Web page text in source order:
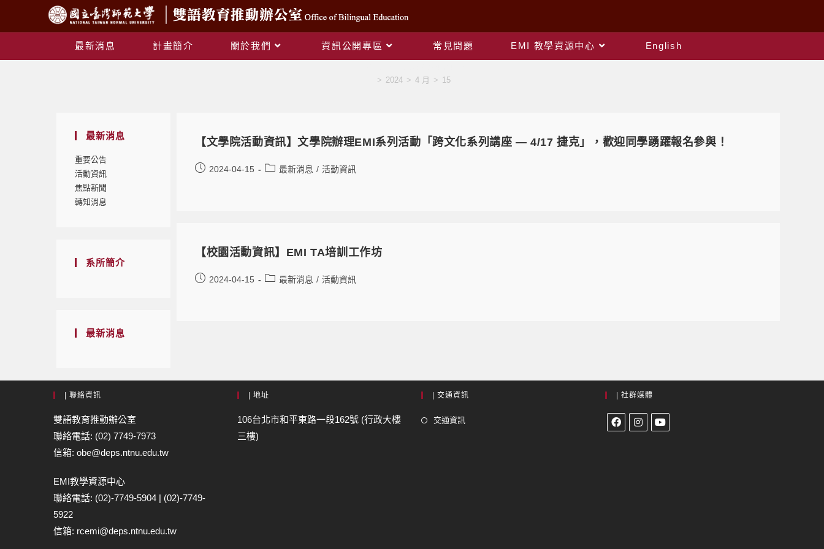
最新消息 計畫簡介 關於我們 資訊公開專區 常見問題 EMI 教學資源中心 English
> 2024 > 4 月 > 15
最新消息
重要公告
活動資訊
焦點新聞
轉知消息
系所簡介
最新消息
【文學院活動資訊】文學院辦理EMI系列活動「跨文化系列講座 — 4/17 捷克」，歡迎同學踴躍報名參與！
2024-04-15 最新消息 / 活動資訊
【校園活動資訊】EMI TA培訓工作坊
2024-04-15 最新消息 / 活動資訊
| 聯絡資訊
雙語教育推動辦公室
聯絡電話: (02) 7749-7973
信箱: obe@deps.ntnu.edu.tw
EMI教學資源中心
聯絡電話: (02)-7749-5904 | (02)-7749-
5922
信箱: rcemi@deps.ntnu.edu.tw
| 地址
106台北市和平東路一段162號 (行政大樓
三樓)
| 交通資訊
交通資訊
| 社群媒體